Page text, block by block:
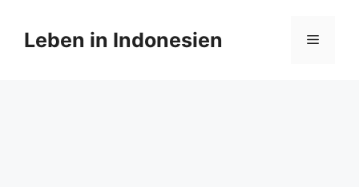
Inhalt
springen
Leben in Indonesien Menü